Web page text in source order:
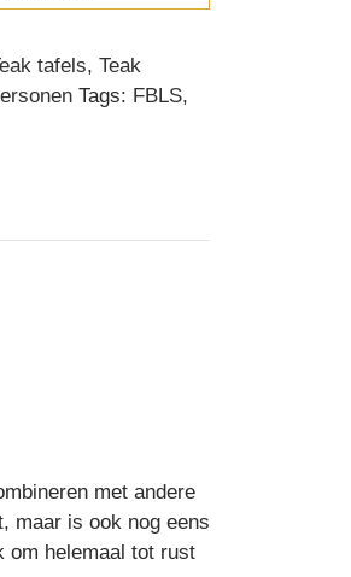
tafels,Teak
Tags: FBLS,
met andere
maar is ook nog eens
om helemaal tot rust